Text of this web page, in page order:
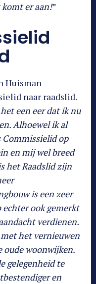
er aan!”
Huisman
naar raadslid.
een eer dat ik nu
Alhoewel ik al
Commissielid op
en mij wel breed
het Raadslid zijn
is een zeer
ook gemerkt
verdienen.
het vernieuwen
oude woonwijken.
gelegenheid te
en